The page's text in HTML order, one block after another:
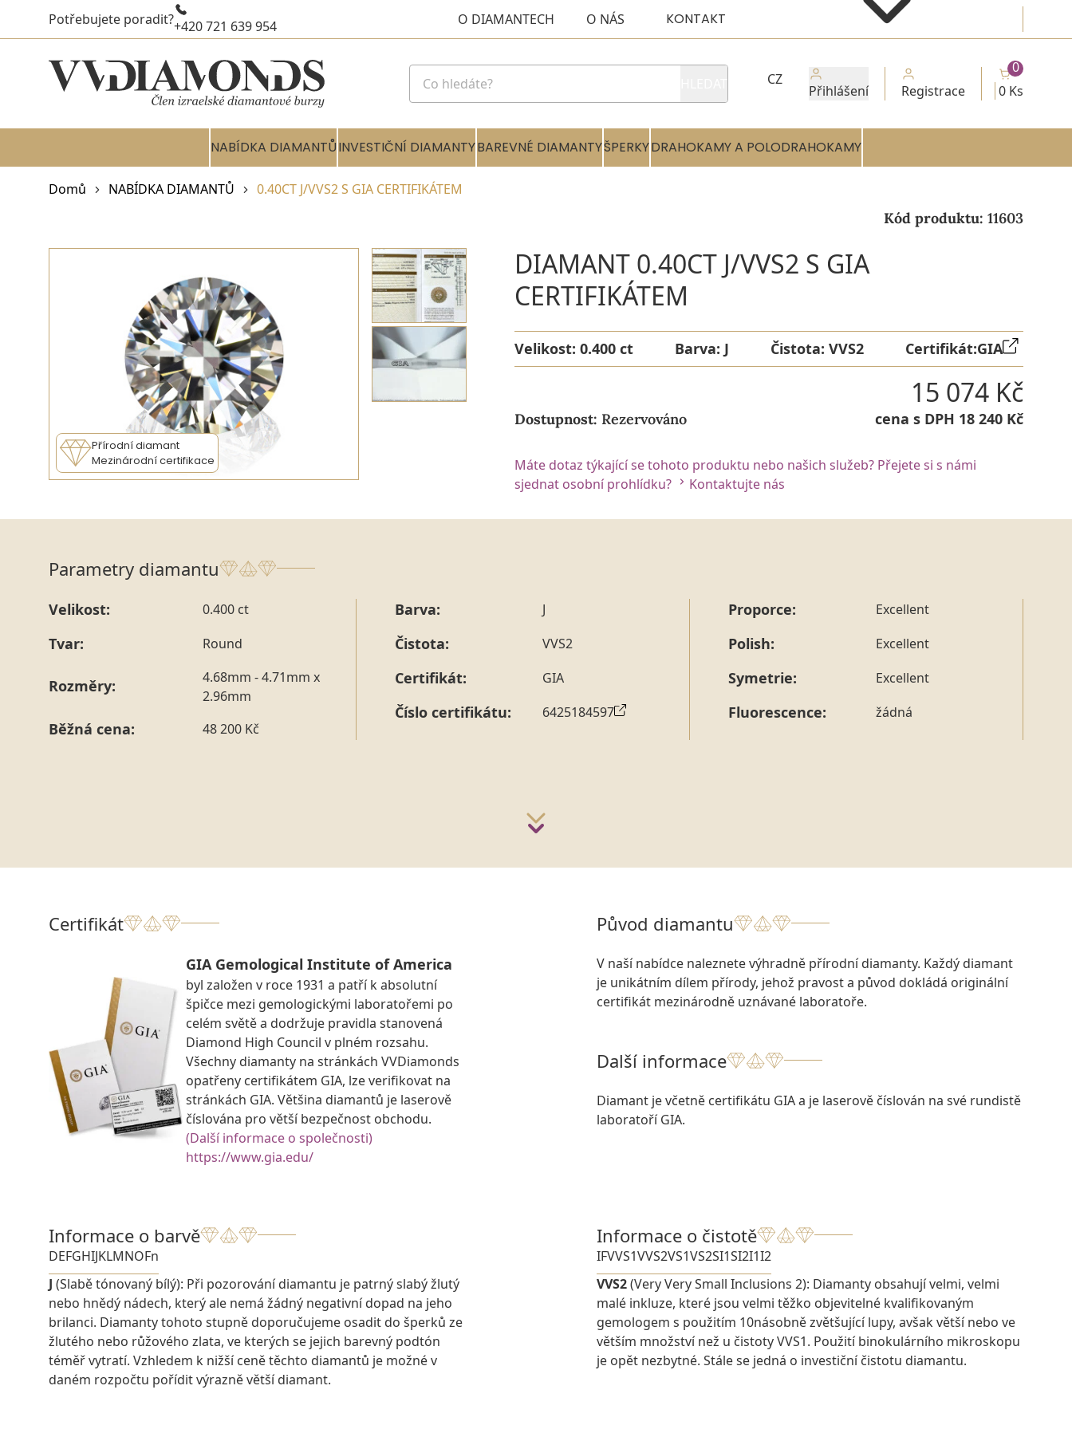
Potřebujete poradit?+420 721 639 954 O DIAMANTECH O NÁS KONTAKT
CZ
Přihlášení Registrace 0 Ks
0
NABÍDKA DIAMANTŮINVESTIČNÍ DIAMANTYBAREVNÉ DIAMANTYŠPERKYDRAHOKAMY A POLODRAHOKAMY
Domů NABÍDKA DIAMANTŮ 0.40CT J/VVS2 S GIA CERTIFIKÁTEM
Kód produktu: 11603
Přírodní diamant
Mezinárodní certifikace
DIAMANT 0.40CT J/VVS2 S GIA
CERTIFIKÁTEM
Velikost: 0.400 ct Barva: J Čistota: VVS2 Certifikát:GIA
Dostupnost: Rezervováno
15 074 Kč
cena s DPH 18 240 Kč
Máte dotaz týkající se tohoto produktu nebo našich služeb? Přejete si s námi
sjednat osobní prohlídku?
Kontaktujte nás
Parametry diamantu
Velikost: 0.400 ct
Tvar: Round
Rozměry:
4.68mm - 4.71mm x
2.96mm
Běžná cena: 48 200 Kč
Barva: J
Čistota: VVS2
Certifikát: GIA
Číslo certifikátu: 6425184597
Proporce: Excellent
Polish: Excellent
Symetrie: Excellent
Fluorescence: žádná
Certifikát
GIA Gemological Institute of America
byl založen v roce 1931 a patří k absolutní
špičce mezi gemologickými laboratořemi po
celém světě a dodržuje pravidla stanovená
Diamond High Council v plném rozsahu.
Všechny diamanty na stránkách VVDiamonds
opatřeny certifikátem GIA, lze verifikovat na
stránkách GIA. Většina diamantů je laserově
číslována pro větší bezpečnost obchodu.
(Další informace o společnosti)
https://www.gia.edu/
Původ diamantu
V naší nabídce naleznete výhradně přírodní diamanty. Každý diamant
je unikátním dílem přírody, jehož pravost a původ dokládá originální
certifikát mezinárodně uznávané laboratoře.
Další informace
Diamant je včetně certifikátu GIA a je laserově číslován na své rundistě
laboratoří GIA.
Informace o barvě
DEFGHIJKLMNOFn
J (Slabě tónovaný bílý): Při pozorování diamantu je patrný slabý žlutý
nebo hnědý nádech, který ale nemá žádný negativní dopad na jeho
brilanci. Diamanty tohoto stupně doporučujeme osadit do šperků ze
žlutého nebo růžového zlata, ve kterých se jejich barevný podtón
téměř vytratí. Vzhledem k nižší ceně těchto diamantů je možné v
daném rozpočtu pořídit výrazně větší diamant.
Informace o čistotě
IFVVS1VVS2VS1VS2SI1SI2I1I2
VVS2(Very Very Small Inclusions 2): Diamanty obsahují velmi, velmi
malé inkluze, které jsou velmi těžko objevitelné kvalifikovaným
gemologem s použitím 10násobně zvětšující lupy, avšak větší nebo ve
větším množství než u čistoty VVS1. Použití binokulárního mikroskopu
je opět nezbytné. Stále se jedná o investiční čistotu diamantu.